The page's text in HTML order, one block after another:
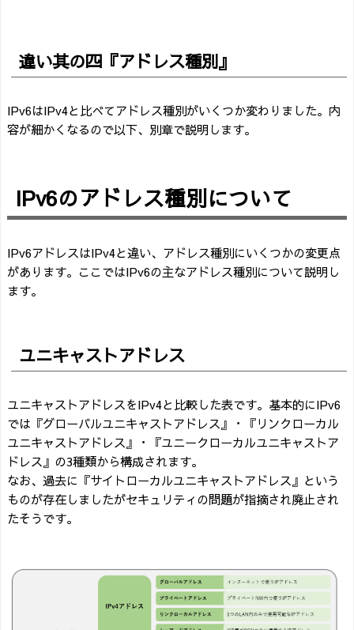
違い其の四『アドレス種別』
IPv6はIPv4と比べてアドレス種別がいくつか変わりました。内
容が細かくなるので以下、別章で説明します。
IPv6のアドレス種別について
IPv6アドレスはIPv4と違い、アドレス種別にいくつかの変更点
があります。ここではIPv6の主なアドレス種別について説明し
ます。
ユニキャストアドレス
ユニキャストアドレスをIPv4と比較した表です。基本的にIPv6
では『グローバルユニキャストアドレス』・『リンクローカル
ユニキャストアドレス』・『ユニークローカルユニキャストア
ドレス』の3種類から構成されます。
なお、過去に『サイトローカルユニキャストアドレス』という
ものが存在しましたがセキュリティの問題が指摘され廃止され
たそうです。